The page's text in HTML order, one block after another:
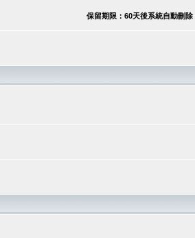
保留期限：60天後系統自動刪除